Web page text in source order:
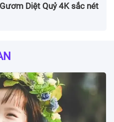
Diệt Quỷ 4K sắc nét